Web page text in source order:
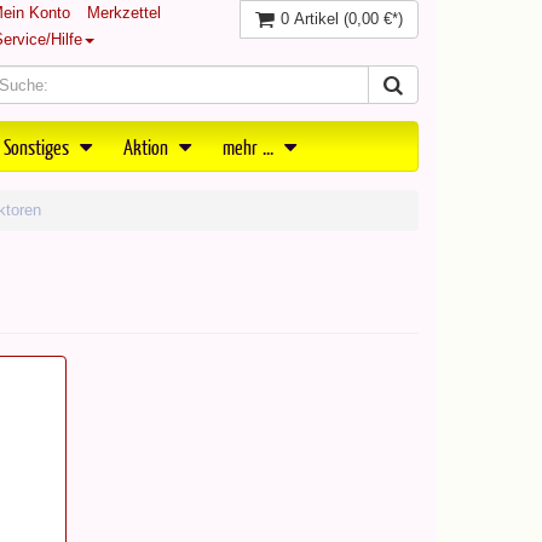
Konto
Merkzettel
Hilfe
0 Artikel (0,00 €*)
Aktion mehr ...